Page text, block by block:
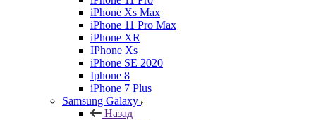
iPhone Xs Max
iPhone 11 Pro Max
iPhone XR
IPhone Xs
iPhone SE 2020
Iphone 8
iPhone 7 Plus
Samsung Galaxy
Назад